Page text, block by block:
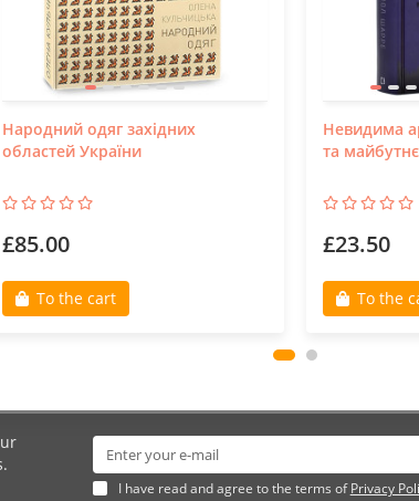
Народний одяг західних
областей України
£85.00
To the cart
Невидима
та
£23.50
To the
I have read and agree to the terms ofPrivacy